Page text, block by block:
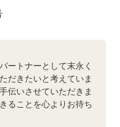
ートナーとして末永く
だきたいと考えていま
伝いさせていただきま
ることを心よりお待ち